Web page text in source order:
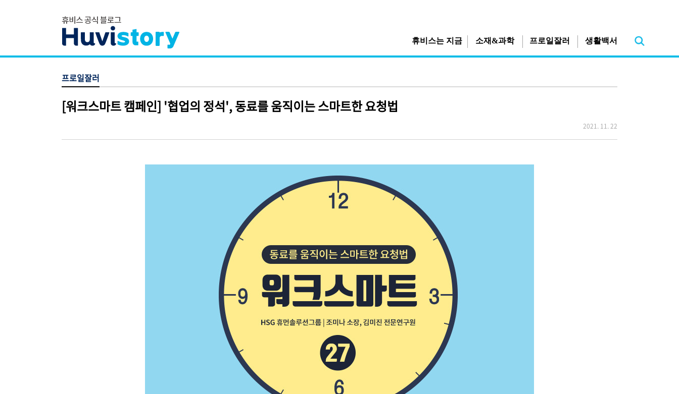
휴비스는 지금 소재&과학 프로일잘러 생활백서
프로일잘러
[워크스마트 캠페인] '협업의 정석', 동료를 움직이는 스마트한 요청법
2021. 11. 22